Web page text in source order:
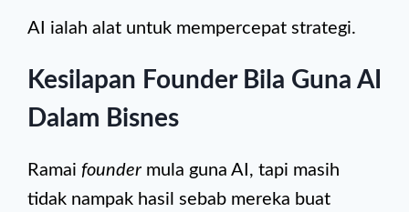
AI ialah alat untuk mempercepat strategi.
Kesilapan Founder Bila Guna AI
Dalam Bisnes
Ramai founder mula guna AI, tapi masih
tidak nampak hasil sebab mereka buat